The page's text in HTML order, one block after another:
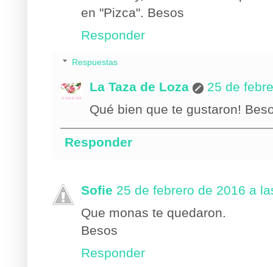
en "Pizca". Besos
Responder
Respuestas
La Taza de Loza
25 de
Qué bien que te gustaron!
Responder
Sofie 25 de febrero de 2016 a
Que monas te quedaron.
Besos
Responder